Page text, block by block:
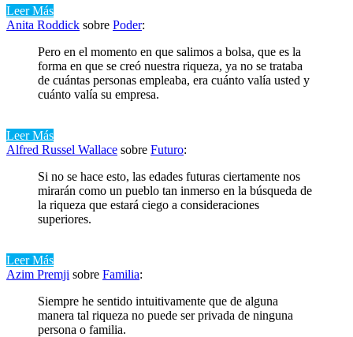
Leer Más
Anita Roddick sobre Poder:
Pero en el momento en que salimos a bolsa, que es la
forma en que se creó nuestra riqueza, ya no se trataba
de cuántas personas empleaba, era cuánto valía usted y
cuánto valía su empresa.
Leer Más
Alfred Russel Wallace sobre Futuro:
Si no se hace esto, las edades futuras ciertamente nos
mirarán como un pueblo tan inmerso en la búsqueda de
la riqueza que estará ciego a consideraciones
superiores.
Leer Más
Azim Premji sobre Familia:
Siempre he sentido intuitivamente que de alguna
manera tal riqueza no puede ser privada de ninguna
persona o familia.